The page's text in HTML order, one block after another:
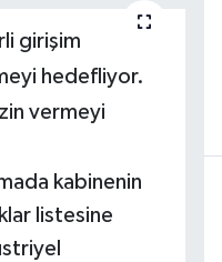
girişim
hedefliyor.
vermeyi
kabinenin
listesine